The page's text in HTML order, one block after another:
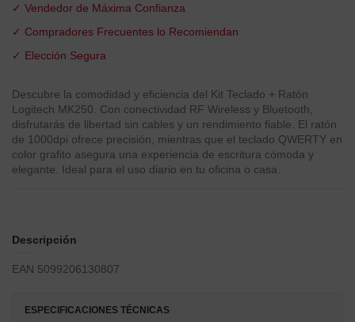
✓ Vendedor de Máxima Confianza
✓ Compradores Frecuentes lo Recomiendan
✓ Elección Segura
Descubre la comodidad y eficiencia del Kit Teclado + Ratón
Logitech MK250. Con conectividad RF Wireless y Bluetooth,
disfrutarás de libertad sin cables y un rendimiento fiable. El ratón
de 1000dpi ofrece precisión, mientras que el teclado QWERTY en
color grafito asegura una experiencia de escritura cómoda y
elegante. Ideal para el uso diario en tu oficina o casa.
Descripción
EAN 5099206130807
ESPECIFICACIONES TÉCNICAS